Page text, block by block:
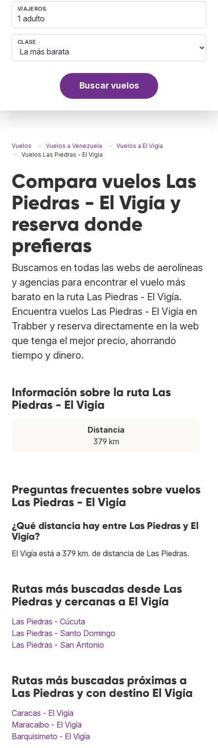
VIAJEROS
1 adulto
CLASE
Buscar vuelos
Vuelos Vuelos a Venezuela
Vuelos a El Vigía
Vuelos Las Piedras - El Vigía
Compara vuelos Las
Piedras - El Vigía y
reserva donde
prefieras
Buscamos en todas las webs de aerolíneas
y agencias para encontrar el vuelo más
barato en la ruta Las Piedras - El Vigía.
Encuentra vuelos Las Piedras - El Vigía en
Trabber y reserva directamente en la web
que tenga el mejor precio, ahorrando
tiempo y dinero.
Información sobre la ruta Las
Piedras - El Vigía
Distancia
379 km
Preguntas frecuentes sobre vuelos
Las Piedras - El Vigía
¿Qué distancia hay entre Las Piedras y El
Vigía?
El Vigía está a 379 km. de distancia de Las Piedras.
Rutas más buscadas desde Las
Piedras y cercanas a El Vigía
Las Piedras - Cúcuta
Las Piedras - Santo Domingo
Las Piedras - San Antonio
Rutas más buscadas próximas a
Las Piedras y con destino El Vigía
Caracas - El Vigía
Maracaibo - El Vigía
Barquisimeto - El Vigía